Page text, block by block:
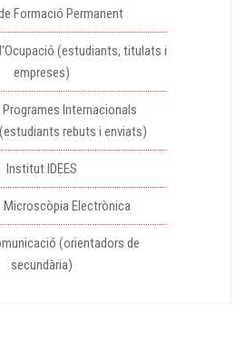
Formació Permanent
(estudiants, titulats i
empreses)
Internacionals
rebuts i enviats)
Institut IDEES
Microscòpia Electrònica
(orientadors de
secundària)